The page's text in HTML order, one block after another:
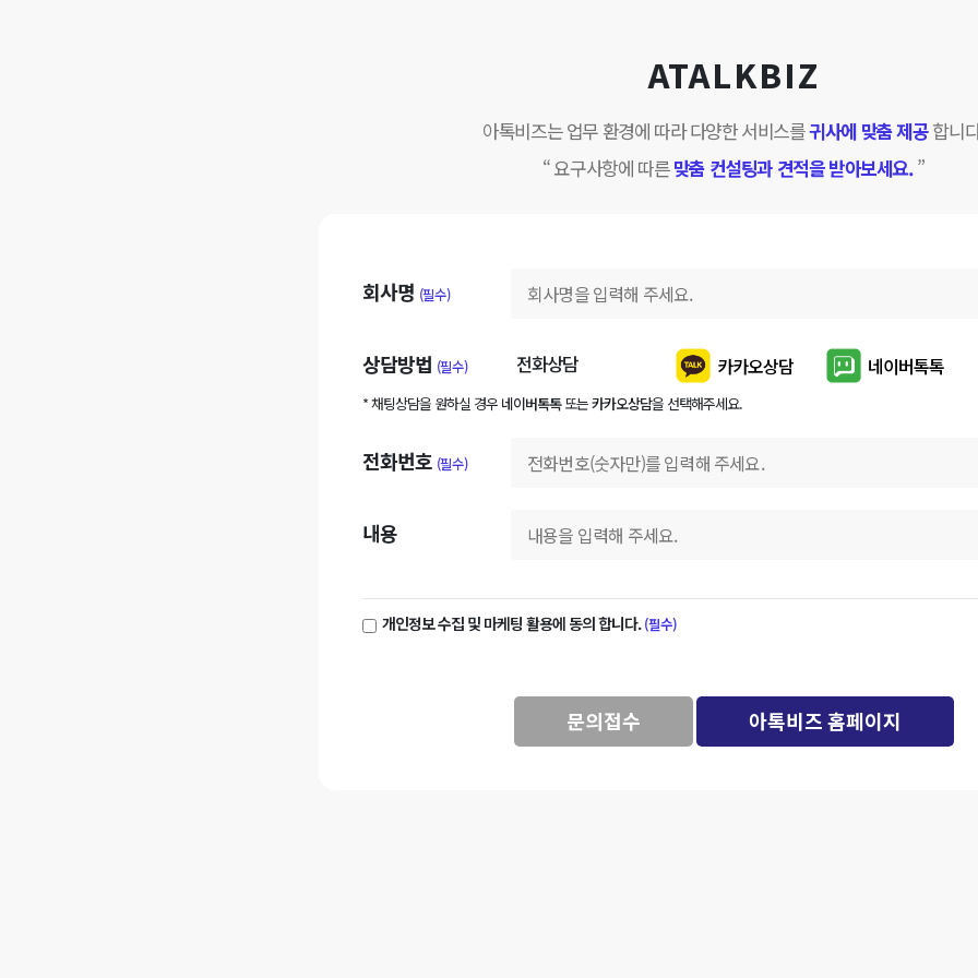
ATALKBIZ
아톡비즈는 업무 환경에 따라 다양한 서비스를귀사에 맞춤 제공합니
“ 요구사항에 따른맞춤 컨설팅과 견적을 받아보세요.”
회사명 (필수)
상담방법 (필수) 전화상담 카카오상담 네이버톡톡
* 채팅상담을 원하실 경우 네이버톡톡또는카카오상담을 선택해주세요.
전화번호 (필수)
내용
개인정보 수집 및 마케팅 활용에 동의 합니다.(필수)
문의접수 아톡비즈 홈페이지